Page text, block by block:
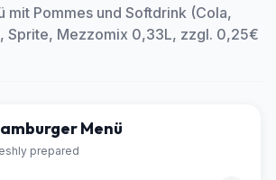
mit Pommes und Softdrink (Cola,
Sprite, Mezzomix 0,33L, zzgl. 0,25€
Menü
prepared